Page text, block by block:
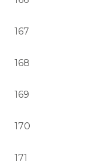
167
168
169
170
171